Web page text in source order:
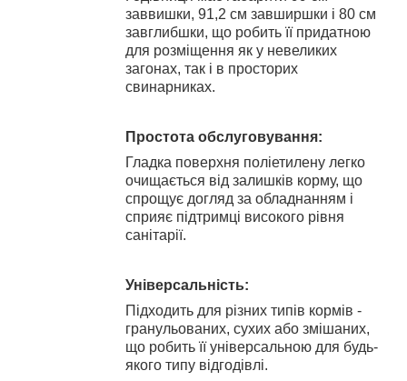
заввишки, 91,2 см завширшки і 80 см
завглибшки, що робить її придатною
для розміщення як у невеликих
загонах, так і в просторих
свинарниках.
Простота обслуговування:
Гладка поверхня поліетилену легко
очищається від залишків корму, що
спрощує догляд за обладнанням і
сприяє підтримці високого рівня
санітарії.
Універсальність:
Підходить для різних типів кормів -
гранульованих, сухих або змішаних,
що робить її універсальною для будь-
якого типу відгодівлі.